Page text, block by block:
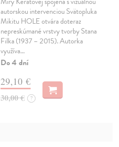
autorskou intervenciou Svätopluka
Mikitu HOLE otvára doteraz
nepreskúmané vrstvy tvorby Stana
Filka (1937 – 2015). Autorka
využíva…
Do 4 dní
29,10 €
30,00 € ?